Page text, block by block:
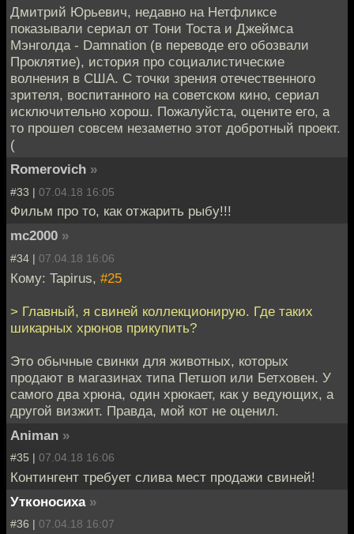
Дмитрий Юрьевич, недавно на Нетфликсе
показывали сериал от Тони Тоста и Джеймса
Мэнголда - Damnation (в переводе его обозвали
Проклятие), история про социалистические
волнения в США. С точки зрения отечественного
зрителя, воспитанного на советском кино, сериал
исключительно хорош. Пожалуйста, оцените его, а
то прошел совсем незаметно этот добротный проект.
(
Romerovich »
#33 | 07.04.18 16:05
Фильм про то, как отжарить рыбу!!!
mc2000 »
#34 | 07.04.18 16:06
Кому: Tapirus, #25
> Главный, я свиней коллекционирую. Где таких
шикарных хрюнов прикупить?
Это обычные свинки для животных, которых
продают в магазинах типа Петшоп или Бетховен. У
самого два хрюна, один хрюкает, как у ведующих, а
другой визжит. Правда, мой кот не оценил.
Animan »
#35 | 07.04.18 16:06
Контингент требует слива мест продажи свиней!
Утконосиха »
#36 | 07.04.18 16:07